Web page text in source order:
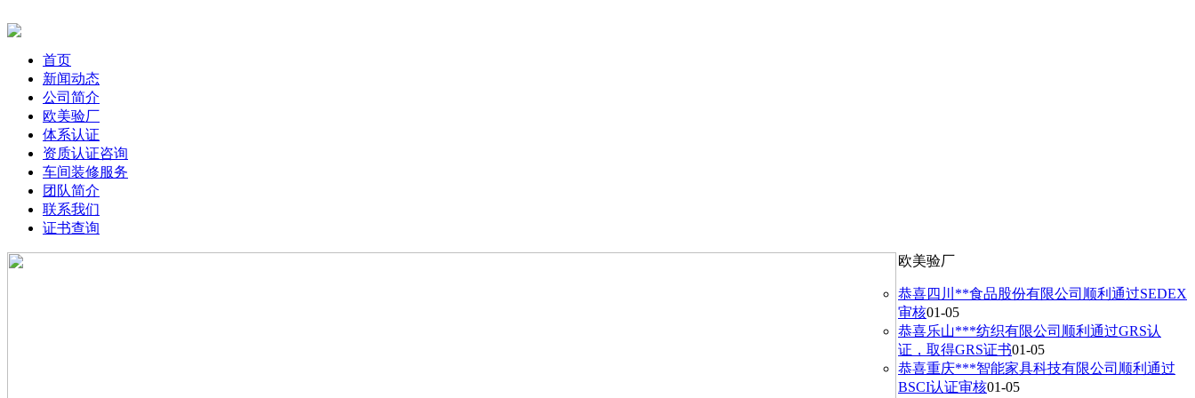
首页
新闻动态
公司简介
欧美验厂
体系认证
资质认证咨询
车间装修服务
团队简介
联系我们
证书查询
欧美验厂
恭喜四川**食品股份有限公司顺利通过SEDEX
审核01-05
恭喜乐山***纺织有限公司顺利通过GRS认
证，取得GRS证书01-05
恭喜重庆***智能家具科技有限公司顺利通过
BSCI认证审核01-05